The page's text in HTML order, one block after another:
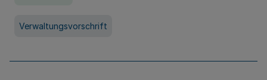
Verwaltungsvorschrift